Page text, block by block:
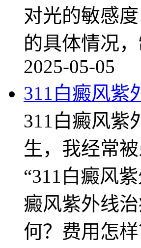
对光的敏感
的具体情况
2025-05-05
311白癜风紫
311白癜风紫
生，我经常
“311白癜风
癜风紫外线
何？费用怎